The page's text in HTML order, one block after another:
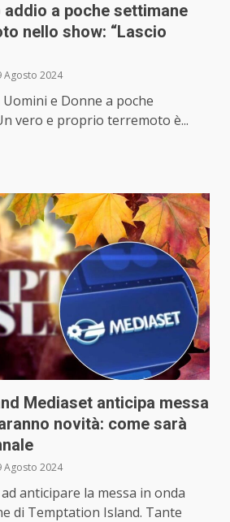
addio a poche settimane
nello show: “Lascio
Agosto 2024
e Donne a poche
vero e proprio terremoto è...
Mediaset anticipa messa
novità: come sarà
Agosto 2024
anticipare la messa in onda
di Temptation Island. Tante